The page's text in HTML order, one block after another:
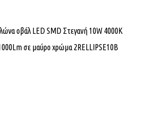
οβάλ LED SMD Στεγανή 10W 4000K
σε μαύρο χρώμα 2RELLIPSE10B